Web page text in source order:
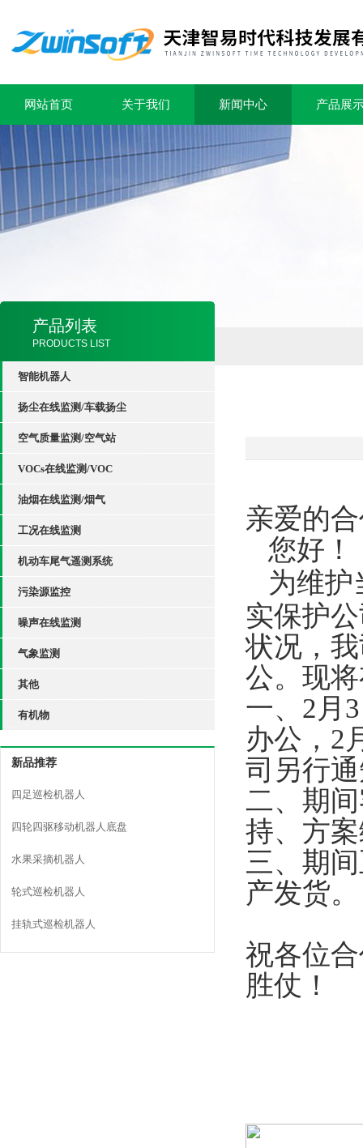
网站首页 关于我们 新闻中心 产品展
产品列表
PRODUCTS LIST
智能机器人
扬尘在线监测/车载扬尘
空气质量监测/空气站
VOCs在线监测/VOC
油烟在线监测/烟气
工况在线监测
机动车尾气遥测系统
污染源监控
噪声在线监测
气象监测
其他
有机物
新品推荐
四足巡检机器人
四轮四驱移动机器人底盘
水果采摘机器人
轮式巡检机器人
挂轨式巡检机器人
亲爱的
您好！
为维
实保护
状况，
公。现
一、 2 月 3
办公， 2
司另行
二、期
持、方
三、期
产发货。
祝各位
胜仗！